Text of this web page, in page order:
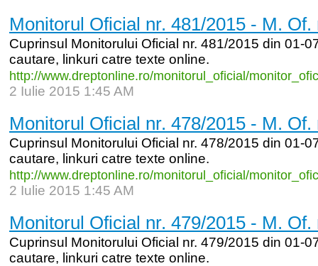
Monitorul Oficial nr. 481/2015 - M. Of.
Cuprinsul Monitorului Oficial nr. 481/2015 din 01-
cautare, linkuri catre texte online.
http://www.dreptonline.ro/monitorul_ oficial/monitor_
2 Iulie 2015 1:45 AM
Monitorul Oficial nr. 478/2015 - M. Of.
Cuprinsul Monitorului Oficial nr. 478/2015 din 01-
cautare, linkuri catre texte online.
http://www.dreptonline.ro/monitorul_ oficial/monitor_
2 Iulie 2015 1:45 AM
Monitorul Oficial nr. 479/2015 - M. Of.
Cuprinsul Monitorului Oficial nr. 479/2015 din 01-
cautare, linkuri catre texte online.